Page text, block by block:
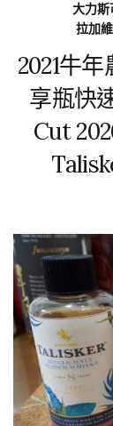
大力
拉加
2021牛
享瓶快
Cut